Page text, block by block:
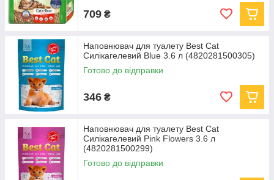
709 ₴
Наповнювач для туалету Best Cat
Силікагелевий Blue 3.6 л (4820281500305)
Готово до відправки
346 ₴
Наповнювач для туалету Best Cat
Силікагелевий Pink Flowers 3.6 л
(4820281500299)
Готово до відправки